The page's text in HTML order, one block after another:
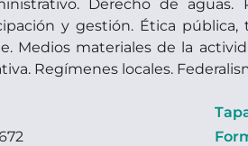
Derecho de aguas.
y gestión. Ética
Medios materiales de la
Regímenes locales.